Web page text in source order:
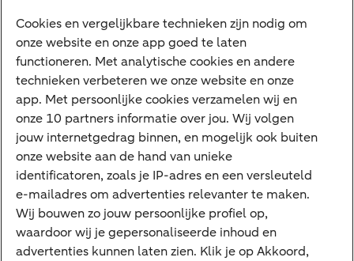
Betalen
Sparen
Meest gezocht
Jaaroverzicht
Machtiging
E.dentifier
Deposito
Uw situatie
Maatwerk in beleggen
Cookies en vergelijkbare technieken zijn nodig om
onze website en onze app goed te laten
functioneren. Met analytische cookies en andere
technieken verbeteren we onze website en onze
app. Met persoonlijke cookies verzamelen wij en
onze 10 partners informatie over jou. Wij volgen
jouw internetgedrag binnen, en mogelijk ook buiten
onze website aan de hand van unieke
identificatoren, zoals je IP-adres en een versleuteld
e-mailadres om advertenties relevanter te maken.
Wij bouwen zo jouw persoonlijke profiel op,
waardoor wij je gepersonaliseerde inhoud en
advertenties kunnen laten zien. Klik je op Akkoord,